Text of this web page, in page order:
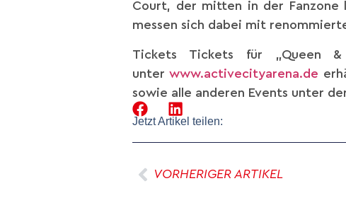
Court, der mitten in der Fanzone
messen sich dabei mit
Tickets Tickets für „Queen &
unter www.activecityarena.de
sowie alle anderen Events unter
Jetzt Artikel teilen:
VORHERIGER ARTIKEL